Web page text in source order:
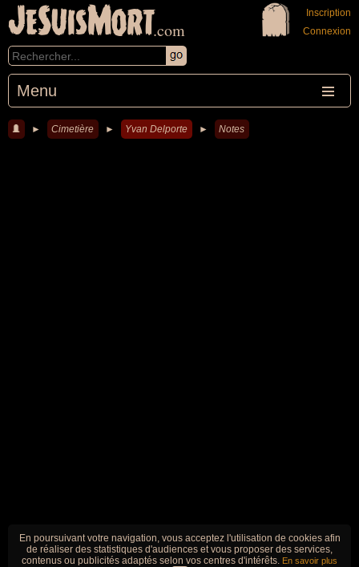
JeSuisMort.com
Menu
Inscription
Connexion
► Cimetière ► Yvan Delporte ► Notes
En poursuivant votre navigation, vous acceptez l'utilisation de cookies afin
de réaliser des statistiques d'audiences et vous proposer des services,
contenus ou publicités adaptés selon vos centres d'intérêts. En savoir plus